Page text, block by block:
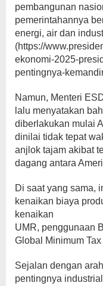
pembangunan
pemerintahannya
energi, air dan
(https://
ekonomi-2025-
pentingnya-
Namun, Menteri
lalu menyatakan
diberlakukan mulai
dinilai tidak tepat
anjlok tajam akibat
dagang antara
Di saat yang sama,
kenaikan biaya
kenaikan
UMR, penggunaan
Global Minimum
Sejalan dengan
pentingnya